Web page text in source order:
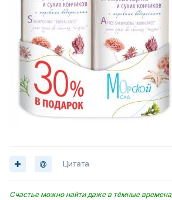
Цитата
Счастье можно найти даже в тёмные